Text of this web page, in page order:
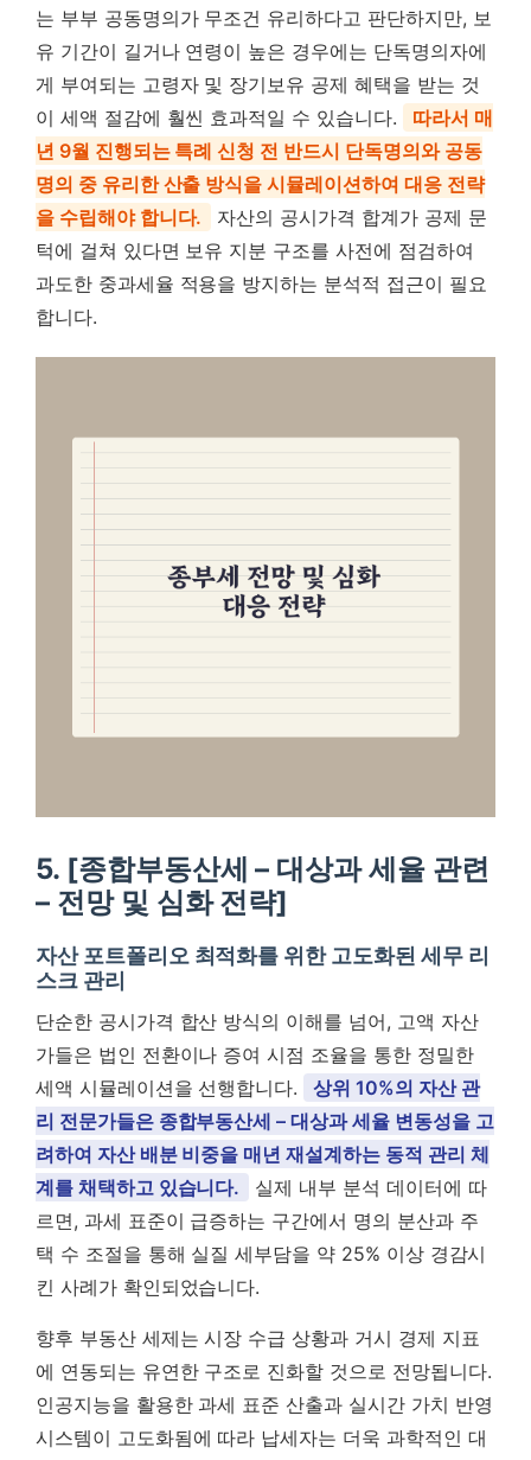
는 부부 공동명의가 무조건 유리하다고 판단하지만, 보
유 기간이 길거나 연령이 높은 경우에는 단독명의자에
게 부여되는 고령자 및 장기보유 공제 혜택을 받는 것
이 세액 절감에 훨씬 효과적일 수 있습니다.
따라서 매
년 9월 진행되는 특례 신청 전 반드시 단독명의와 공동
명의 중 유리한 산출 방식을 시뮬레이션하여 대응 전략
을 수립해야 합니다.
자산의 공시가격 합계가 공제 문
턱에 걸쳐 있다면 보유 지분 구조를 사전에 점검하여
과도한 중과세율 적용을 방지하는 분석적 접근이 필요
합니다.
5. [종합부동산세 – 대상과 세율 관련
– 전망 및 심화 전략]
자산 포트폴리오 최적화를 위한 고도화된 세무 리
스크 관리
단순한 공시가격 합산 방식의 이해를 넘어, 고액 자산
가들은 법인 전환이나 증여 시점 조율을 통한 정밀한
세액 시뮬레이션을 선행합니다.
상위 10%의 자산 관
리 전문가들은 종합부동산세 – 대상과 세율 변동성을 고
려하여 자산 배분 비중을 매년 재설계하는 동적 관리 체
계를 채택하고 있습니다.
실제 내부 분석 데이터에 따
르면, 과세 표준이 급증하는 구간에서 명의 분산과 주
택 수 조절을 통해 실질 세부담을 약 25% 이상 경감시
킨 사례가 확인되었습니다.
향후 부동산 세제는 시장 수급 상황과 거시 경제 지표
에 연동되는 유연한 구조로 진화할 것으로 전망됩니다.
인공지능을 활용한 과세 표준 산출과 실시간 가치 반영
시스템이 고도화됨에 따라 납세자는 더욱 과학적인 대